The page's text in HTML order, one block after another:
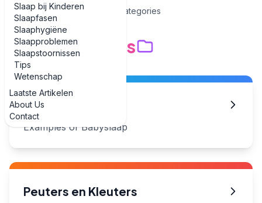
Slaap bij Kinderen
Slaapfasen
Slaaphygiëne
Slaapproblemen
Slaapstoornissen
Tips
Wetenschap
Laatste Artikelen
About Us
Contact
Categories
Subcategories
Babyslaap
Examples of Babyslaap
Peuters en Kleuters